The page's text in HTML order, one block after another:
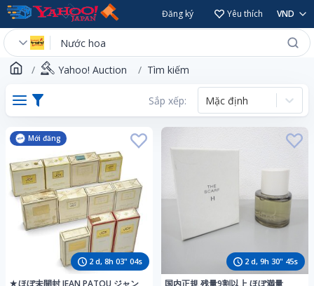
Đăng ký Yêu thích VND
Yahoo! Auction Tìm kiếm
Sắp xếp: Mặc định
2 d, 8h 03" 02s
Mới đăng
★ほぼ未開封 JEAN PATOU ジャン
2 d, 9h 30" 43s
国内正規 残量9割以上 ほぼ満量